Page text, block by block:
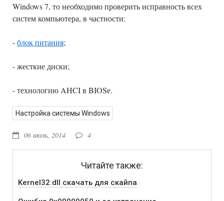
Windows 7, то необходимо проверить исправность всех
систем компьютера, в частности:
-блок питания;
- жесткие диски;
- технологию AHCI в BIOSе.
Настройка системы Windows
06 июль, 2014 4
Читайте также:
Kernel32.dll скачать для скайпа